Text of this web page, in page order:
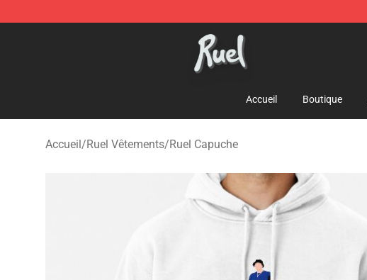
Ruel Store - Official Ruel Merchandise Shop
Accueil Boutique
Accueil/Ruel Vêtements/Ruel Capuche